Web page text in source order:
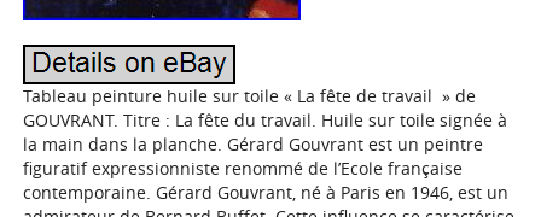
Tableau peinture huile sur toile « La fête de travail » de
GOUVRANT. Titre : La fête du travail. Huile sur toile signée à
la main dans la planche. Gérard Gouvrant est un peintre
figuratif expressionniste renommé de l’Ecole française
contemporaine. Gérard Gouvrant, né à Paris en 1946, est un